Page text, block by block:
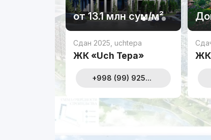
от13.1 млн сум/м²
Сдан 2025 uchtepa
ЖК «Uch Tepa»
+998 (99) 925...
ЖК